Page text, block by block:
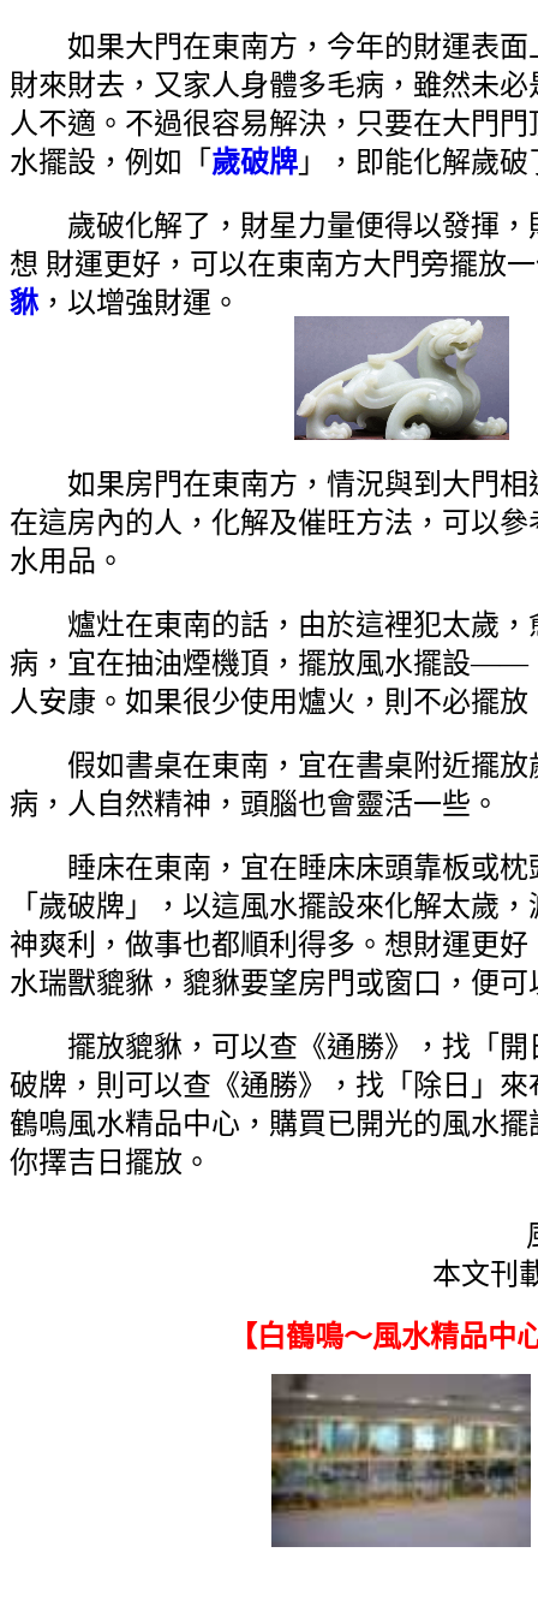
如果大門在東南方，今年的財運表面
財來財去，又家人身體多毛病，雖然未
人不適。不過很容易解決，只要在大門
水擺設，例如「 歲破牌 」，即能化解歲破
歲破化解了，財星力量便得以發揮，
想 財運更好，可以在東南方大門旁擺放
貅，以增強財運。
如果房門在東南方，情況與到大門相
在這房內的人，化解及催旺方法，可以
水用品。
爐灶在東南的話，由於這裡犯太歲，
病，宜在抽油煙機頂，擺放風水擺設——
人安康。如果很少使用爐火，則不必擺
假如書桌在東南，宜在書桌附近擺放
病，人自然精神，頭腦也會靈活一些。
睡床在東南，宜在睡床床頭靠板或枕
「歲破牌」，以這風水擺設來化解太歲
神爽利，做事也都順利得多。想財運更
水瑞獸貔貅，貔貅要望房門或窗口，便
擺放貔貅，可以查《通勝》，找「開
破牌，則可以查《通勝》，找「除日」
鶴鳴風水精品中心，購買已開光的風水
你擇吉日擺放。
本文刊載
【白鶴鳴〜風水精品中